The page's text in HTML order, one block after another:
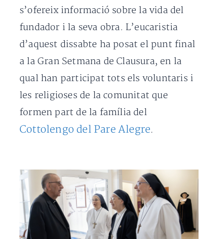
s’ofereix informació sobre la vida del
fundador i la seva obra. L’eucaristia
d’aquest dissabte ha posat el punt final
a la Gran Setmana de Clausura, en la
qual han participat tots els voluntaris i
les religioses de la comunitat que
formen part de la família del
Cottolengo del Pare Alegre.